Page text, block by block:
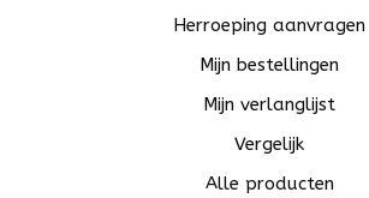
Herroeping aanvragen
Mijn bestellingen
Mijn verlanglijst
Vergelijk
Alle producten